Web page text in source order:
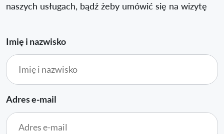
naszych usługach, bądź żeby umówić się na wizytę
Imię i nazwisko
Adres e-mail